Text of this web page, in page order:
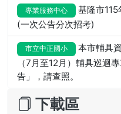
專業服務中心
基隆市115
(一次公告分次招考)
市立中正國小
本市輔具
（7月至12月）輔具巡迴
告」，請查照。
下載區